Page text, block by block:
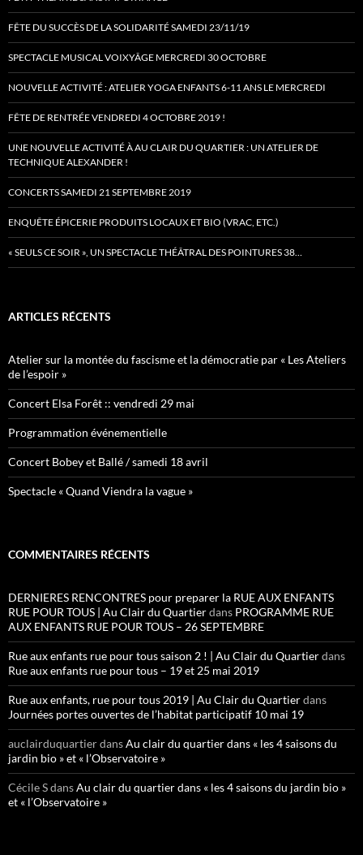
FÊTE DU SUCCÈS DE LA SOLIDARITÉ SAMEDI 23/11/19
SPECTACLE MUSICAL VOIXYÂGE MERCREDI 30 OCTOBRE
NOUVELLE ACTIVITÉ : ATELIER YOGA ENFANTS 6-11 ANS LE MERCREDI
FÊTE DE RENTRÉE VENDREDI 4 OCTOBRE 2019 !
UNE NOUVELLE ACTIVITÉ À AU CLAIR DU QUARTIER : UN ATELIER DE
TECHNIQUE ALEXANDER !
CONCERTS SAMEDI 21 SEPTEMBRE 2019
ENQUÊTE ÉPICERIE PRODUITS LOCAUX ET BIO (VRAC, ETC.)
« SEULS CE SOIR », UN SPECTACLE THÉÂTRAL DES POINTURES 38…
ARTICLES RÉCENTS
Atelier sur la montée du fascisme et la démocratie par « Les Ateliers
de l’espoir »
Concert Elsa Forêt :: vendredi 29 mai
Programmation événementielle
Concert Bobey et Ballé / samedi 18 avril
Spectacle « Quand Viendra la vague »
COMMENTAIRES RÉCENTS
DERNIERES RENCONTRES pour preparer la RUE AUX ENFANTS
RUE POUR TOUS | Au Clair du Quartierdans PROGRAMME RUE
AUX ENFANTS RUE POUR TOUS – 26 SEPTEMBRE
Rue aux enfants rue pour tous saison 2 ! | Au Clair du Quartierdans
Rue aux enfants rue pour tous – 19 et 25 mai 2019
Rue aux enfants, rue pour tous 2019 | Au Clair du Quartierdans
Journées portes ouvertes de l’habitat participatif 10 mai 19
auclairduquartierdansAu clair du quartier dans « les 4 saisons du
jardin bio » et « l’Observatoire »
Cécile SdansAu clair du quartier dans « les 4 saisons du jardin bio »
et « l’Observatoire »